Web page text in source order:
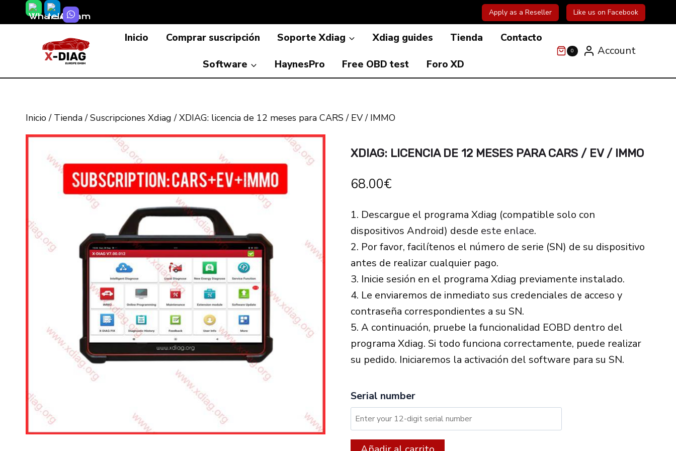
Saltar
al
Apply as a Reseller Like us on Facebook
Inicio Comprar suscripción Soporte Xdiag Xdiag guides Tienda Contacto
Software HaynesPro Free OBD test Foro XD
0 Account
Inicio / Tienda / Suscripciones Xdiag / XDIAG: licencia de 12 meses para CARS / EV / IMMO
XDIAG: LICENCIA DE 12 MESES PARA CARS / EV / IMMO
68.00€
1. Descargue el programa Xdiag (compatible solo con
dispositivos Android) desde este enlace.
2. Por favor, facilítenos el número de serie (SN) de su dispositivo
antes de realizar cualquier pago.
3. Inicie sesión en el programa Xdiag previamente instalado.
4. Le enviaremos de inmediato sus credenciales de acceso y
contraseña correspondientes a su SN.
5. A continuación, pruebe la funcionalidad EOBD dentro del
programa Xdiag. Si todo funciona correctamente, puede realizar
su pedido. Iniciaremos la activación del software para su SN.
Serial number
XDIAG: